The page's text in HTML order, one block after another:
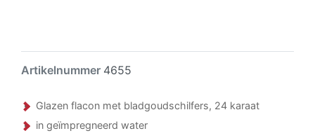
Artikelnummer 4655
Glazen flacon met bladgoudschilfers, 24 karaat
in geïmpregneerd water